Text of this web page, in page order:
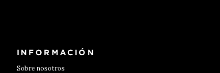
INFORMACIÓN
Sobre nosotros